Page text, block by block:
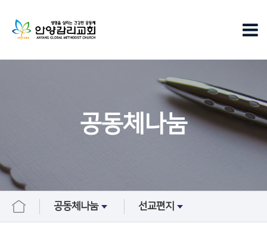
공동체나눔
공동체나눔 선교편지